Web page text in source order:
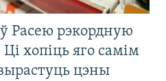
Расею рэкордную
хопіць яго самім
цэны